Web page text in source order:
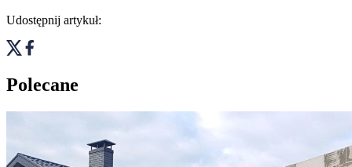
Udostępnij artykuł:
Polecane